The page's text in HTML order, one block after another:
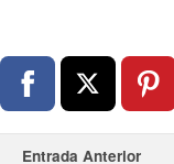
Entrada Anterior